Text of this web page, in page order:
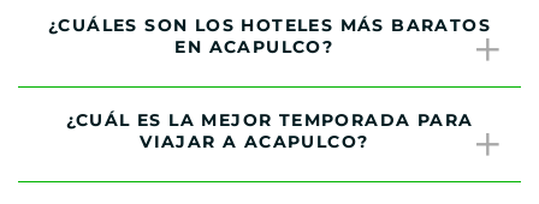
¿CUÁLES SON LOS HOTELES MÁS BARATOS
EN ACAPULCO?
¿CUÁL ES LA MEJOR TEMPORADA PARA
VIAJAR A ACAPULCO?